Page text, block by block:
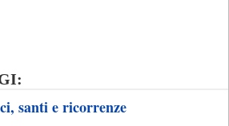
santi e ricorrenze